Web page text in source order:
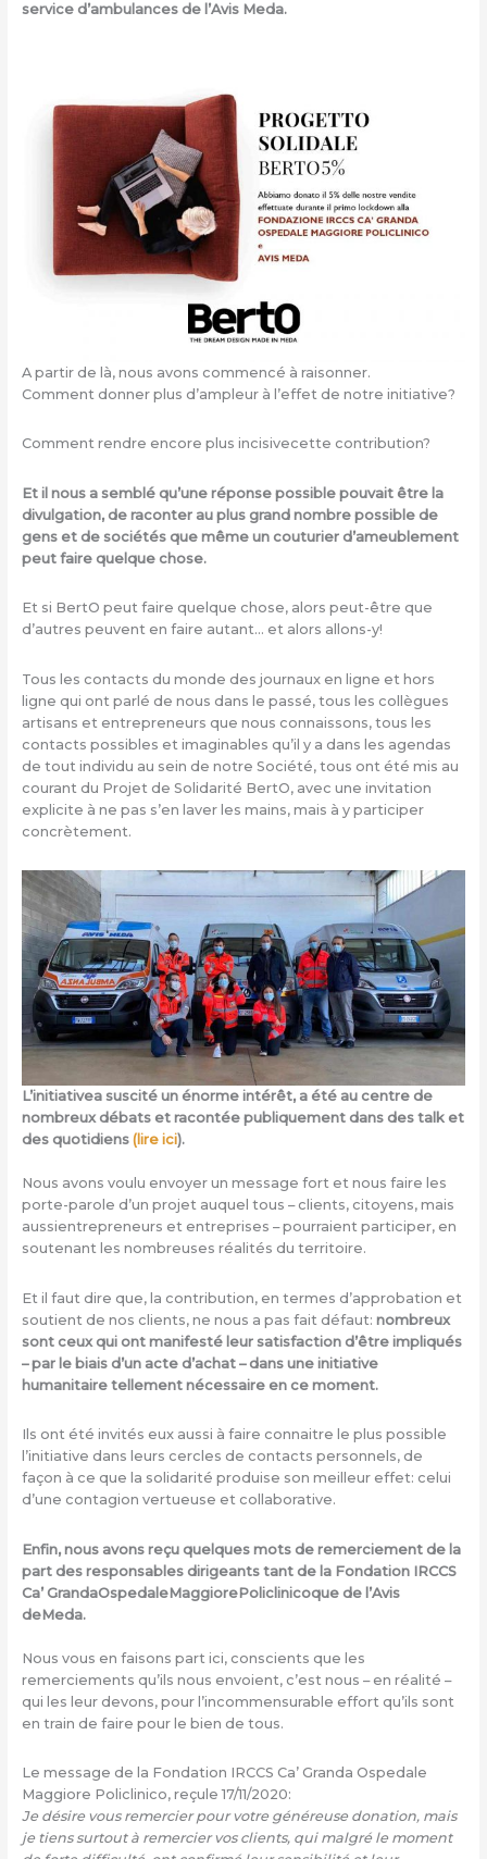
service d’ambulances de l’Avis Meda.
A partir de là, nous avons commencé à raisonner.
Comment donner plus d’ampleur à l’effet de notre initiative?
Comment rendre encore plus incisivecette contribution?
Et il nous a semblé qu’une réponse possible pouvait être la
divulgation, de raconter au plus grand nombre possible de
gens et de sociétés que même un couturier d’ameublement
peut faire quelque chose.
Et si BertO peut faire quelque chose, alors peut-être que
d’autres peuvent en faire autant… et alors allons-y!
Tous les contacts du monde des journaux en ligne et hors
ligne qui ont parlé de nous dans le passé, tous les collègues
artisans et entrepreneurs que nous connaissons, tous les
contacts possibles et imaginables qu’il y a dans les agendas
de tout individu au sein de notre Société, tous ont été mis au
courant du Projet de Solidarité BertO, avec une invitation
explicite à ne pas s’en laver les mains, mais à y participer
concrètement.
L’initiativea suscité un énorme intérêt, a été au centre de
nombreux débats et racontée publiquement dans des talk et
des quotidiens (lire ici).
Nous avons voulu envoyer un message fort et nous faire les
porte-parole d’un projet auquel tous – clients, citoyens, mais
aussientrepreneurs et entreprises – pourraient participer, en
soutenant les nombreuses réalités du territoire.
Et il faut dire que, la contribution, en termes d’approbation et
soutient de nos clients, ne nous a pas fait défaut: nombreux
sont ceux qui ont manifesté leur satisfaction d’être impliqués
– par le biais d’un acte d’achat – dans une initiative
humanitaire tellement nécessaire en ce moment.
Ils ont été invités eux aussi à faire connaitre le plus possible
l’initiative dans leurs cercles de contacts personnels, de
façon à ce que la solidarité produise son meilleur effet: celui
d’une contagion vertueuse et collaborative.
Enfin, nous avons reçu quelques mots de remerciement de la
part des responsables dirigeants tant de la Fondation IRCCS
Ca’ GrandaOspedaleMaggiorePoliclinicoque de l’Avis
deMeda.
Nous vous en faisons part ici, conscients que les
remerciements qu’ils nous envoient, c’est nous – en réalité –
qui les leur devons, pour l’incommensurable effort qu’ils sont
en train de faire pour le bien de tous.
Le message de la Fondation IRCCS Ca’ Granda Ospedale
Maggiore Policlinico, reçule 17/11/2020:
Je désire vous remercier pour votre généreuse donation, mais
je tiens surtout à remercier vos clients, qui malgré le moment